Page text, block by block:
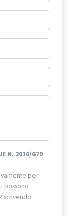
N. 2016/679
per
possono
scrivendo